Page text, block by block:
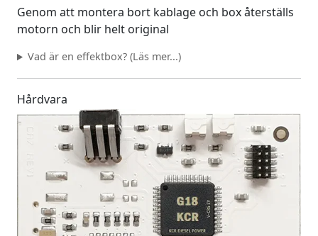
Genom att montera bort kablage och box återställs
motorn och blir helt original
Vad är en effektbox? (Läs mer...)
Hårdvara